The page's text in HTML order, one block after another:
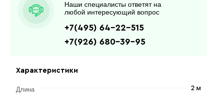
Характеристики
Длина 2 м
Наши специалисты ответят на
любой интересующий вопрос
+7(495) 64-22-515
+7(926) 680-39-95